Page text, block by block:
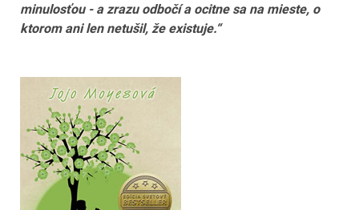
minulosťou - a zrazu odbočí a ocitne sa na mieste, o
ktorom ani len netušil, že existuje.“